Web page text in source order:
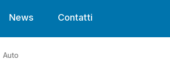
News Contatti
Auto